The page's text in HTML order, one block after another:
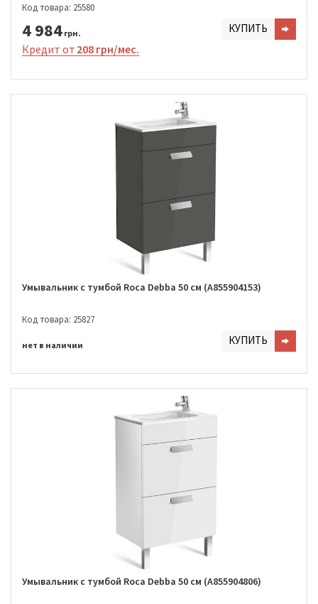
Код товара: 25580
4 984 грн. КУПИТЬ
Кредит от 208 грн/мес.
Умывальник с тумбой Roca Debba 50 см (A855904153)
Код товара: 25827
нет в наличии КУПИТЬ
Умывальник с тумбой Roca Debba 50 см (A855904806)